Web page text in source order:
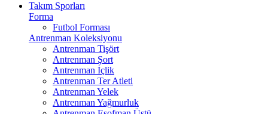
Takım Sporları
Forma
Futbol Forması
Antrenman Koleksiyonu
Antrenman Tişört
Antrenman Şort
Antrenman İçlik
Antrenman Ter Atleti
Antrenman Yelek
Antrenman Yağmurluk